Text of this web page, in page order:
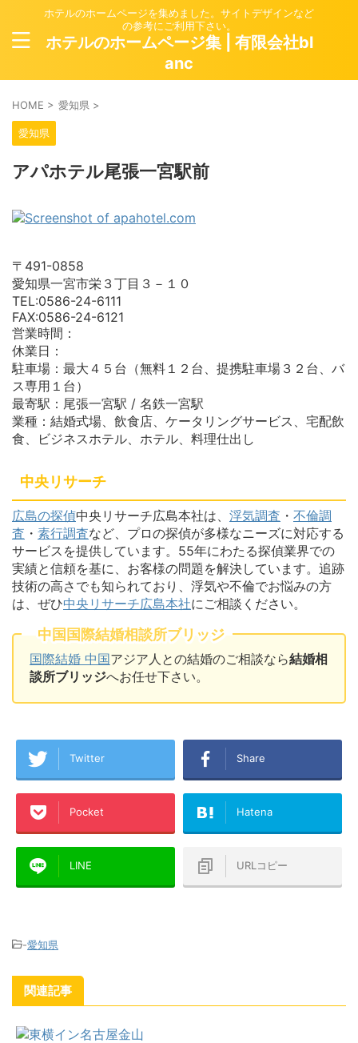
ホテルのホームページを集めました。サイトデザインなど
の参考にご利用下さい。
ホテルのホームページ集 | 有限会社bl
anc
HOME > 愛知県 >
愛知県
アパホテル尾張一宮駅前
〒491-0858
愛知県一宮市栄３丁目３－１０
TEL:0586-24-6111
FAX:0586-24-6121
営業時間：
休業日：
駐車場：最大４５台（無料１２台、提携駐車場３２台、バ
ス専用１台）
最寄駅：尾張一宮駅 / 名鉄一宮駅
業種：結婚式場、飲食店、ケータリングサービス、宅配飲
食、ビジネスホテル、ホテル、料理仕出し
中央リサーチ
広島の探偵中央リサーチ広島本社は、 浮気調査 ・ 不倫調
査 ・ 素行調査など、プロの探偵が多様なニーズに対応する
サービスを提供しています。55年にわたる探偵業界での
実績と信頼を基に、お客様の問題を解決しています。追跡
技術の高さでも知られており、浮気や不倫でお悩みの方
は、ぜひ中央リサーチ広島本社にご相談ください。
中国国際結婚相談所ブリッジ
国際結婚 中国アジア人との結婚のご相談なら結婚相
談所ブリッジへお任せ下さい。
Twitter Share
Pocket Hatena
LINE URLコピー
-愛知県
関連記事